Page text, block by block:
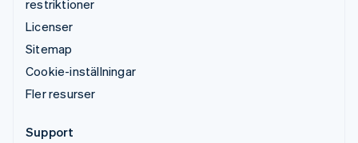
restriktioner
Licenser
Sitemap
Cookie-inställningar
Fler resurser
Support